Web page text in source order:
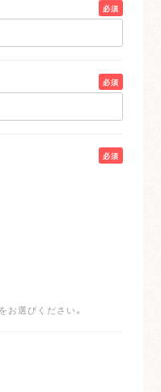
必須
必須
必須
選びください。